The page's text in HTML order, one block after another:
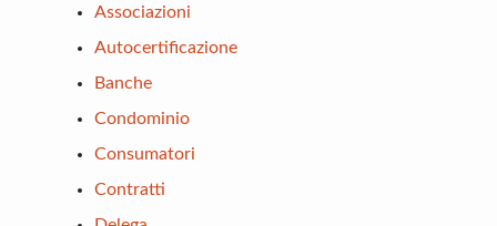
Associazioni
Autocertificazione
Banche
Condominio
Consumatori
Contratti